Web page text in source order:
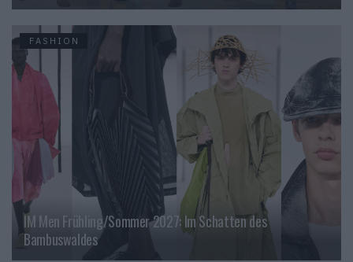
FASHION
IM Men Frühling/Sommer 2027: Im Schatten des
Bambuswaldes